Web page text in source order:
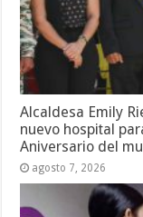
Alcaldesa Emily
nuevo hospital
Aniversario del
agosto 7, 2026